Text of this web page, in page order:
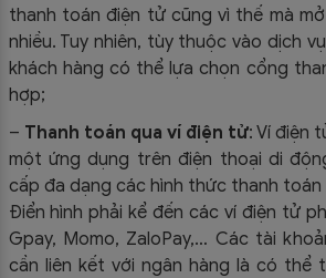
thanh toán điện tử cũng vì thế mà
nhiều. Tuy nhiên, tùy thuộc vào dịch
khách hàng có thể lựa chọn cổng
hợp;
– Thanh toán qua ví điện tử: Ví điện
một ứng dụng trên điện thoại di
cấp đa dạng các hình thức thanh
Điển hình phải kể đến các ví điện tử
Gpay, Momo, ZaloPay,… Các tài
cần liên kết với ngân hàng là có thể